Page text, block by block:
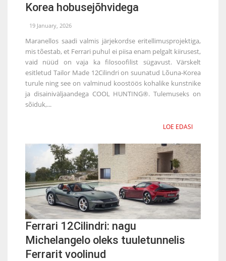
Korea hobusejõhvidega
19 January, 2026
Maranellos saadi valmis järjekordse eritellimusprojektiga,
mis tõestab, et Ferrari puhul ei piisa enam pelgalt kiirusest,
vaid nüüd on vaja ka filosoofilist sügavust. Värskelt
esitletud Tailor Made 12Cilindri on suunatud Lõuna-Korea
turule ning see on valminud koostöös kohalike kunstnike
ja disainiväljaandega COOL HUNTING®. Tulemuseks on
sõiduk,...
LOE EDASI
Ferrari 12Cilindri: nagu
Michelangelo oleks tuuletunnelis
Ferrarit voolinud